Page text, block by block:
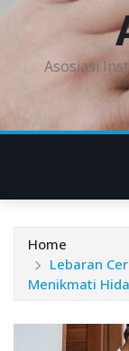
Asosiasi
Home
Lebaran
Menikmati